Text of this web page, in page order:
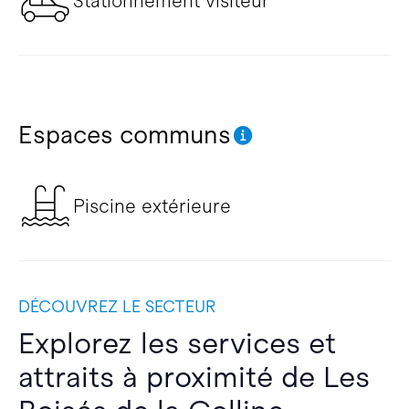
Espaces communs
Piscine extérieure
DÉCOUVREZ LE SECTEUR
Explorez les services et
attraits à proximité de Les